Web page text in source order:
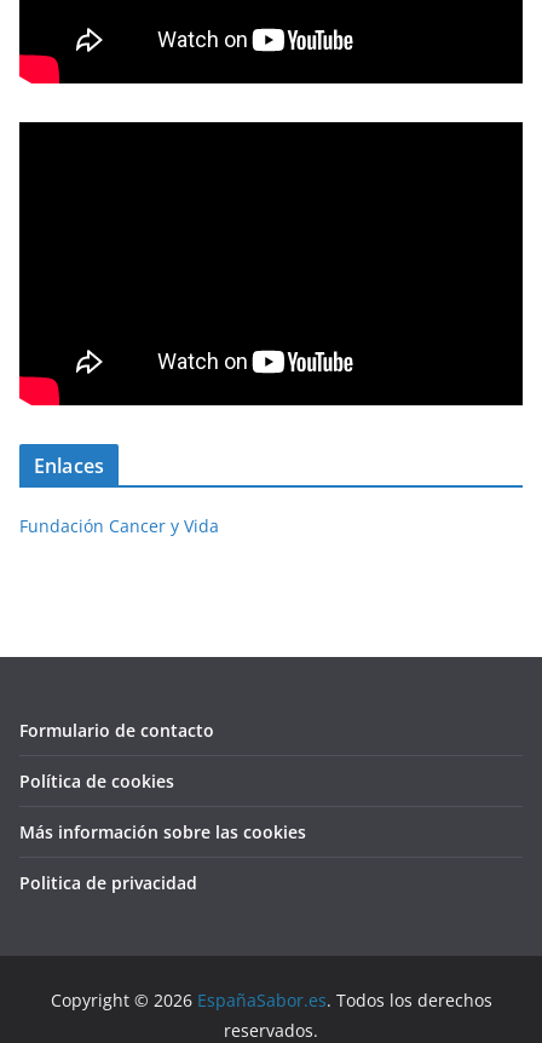
Enlaces
Fundación Cancer y Vida
Formulario de contacto
Política de cookies
Más información sobre las cookies
Politica de privacidad
Copyright © 2026 EspañaSabor.es. Todos los derechos
reservados.